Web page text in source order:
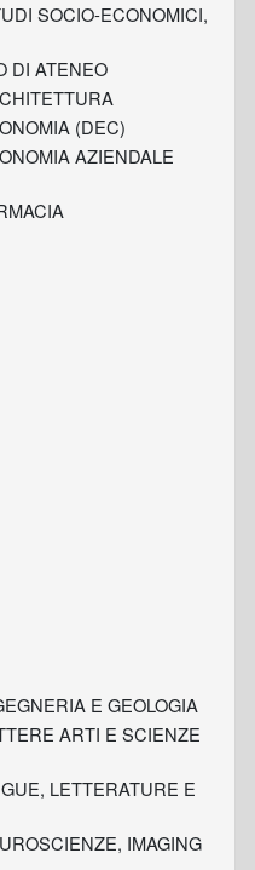
SOCIO-ECONOMICI,
DI ATENEO
(DEC)
AZIENDALE
E GEOLOGIA
ARTI E SCIENZE
LETTERATURE E
IMAGING